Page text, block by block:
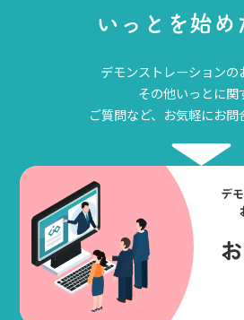
い っ と を始め
デモンストレーションの
その他いっとに関
ご質問など、お気軽にお問